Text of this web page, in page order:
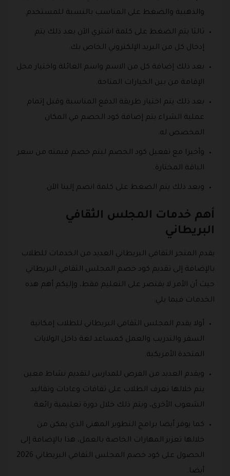
والذهبية والضغط على المناسب بالنسبة للمستخدم.
ثالثا يتم الضغط على كلمة اشتري الآن بعد ذلك يتم
إدخال كل من البريد الإلكتروني الخاص بك.
بعد ذلك إضافة كل من الاسم واسم العائلة واختيار محل
الإقامة من بين الخيارات المتاحة.
بعد ذلك يتم اختيار طريقة الدفع المناسبة وقبل إتمام
عملية الشراء يتم إضافة كود الخصم في المكان
المخصص له.
وأخيرا مع تفعيل كود الخصم ليتم خصم قيمته من سعر
الباقة المختارة.
وبعد ذلك يتم الضغط على كلمة انضم إلينا الآن.
أهم خدمات المجلس الثقافي
البريطاني
يقدم المتجر الثقافي البريطاني العديد من الخدمات للطلاب
بالإضافة إلى تقديم كود خصم المجلس الثقافي البريطاني
حيث أن الأمر لا يقتصر على التعليم فقط، وإليكم أهم هذه
الخدمات فيما يلي:
أولا يقدم المجلس الثقافي البريطاني للطلاب إمكانية
السفر والتدريب والعمل كمساعد لغة داخل الولايات
المتحدة الأمريكية.
ويقدم العديد من الفرص للمدارس لتقديم نشاط معين
يتم خلالها تعرف الطلاب على ثقافات وعادات وتقاليد
الشعوب الأخرى، ويتم ذلك خلال دورة تعليمية رائعة.
كما يوفر أيضا برامج التطوير المهني الذي يمكن من
خلالها تعزيز المهارات الخاصة بالعمل، هذا بالإضافة إلى
الحصول على كود خصم المجلس الثقافي البريطاني 2026
أيضا.